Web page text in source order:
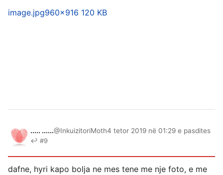
image.jpg960×916 120 KB
..... ......@InkuizitoriMoth4 tetor 2019 në 01:29 e pasdites
↩ #9
dafne, hyri kapo bolja ne mes tene me nje foto, e me